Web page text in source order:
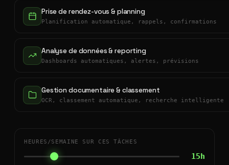
Prise de rendez-vous & planning
Planification automatique, rappels, confirmations
Analyse de données & reporting
Dashboards automatiques, alertes, prévisions
Gestion documentaire & classement
OCR, classement automatique, recherche intelligente
HEURES/SEMAINE SUR CES TÂCHES
15h